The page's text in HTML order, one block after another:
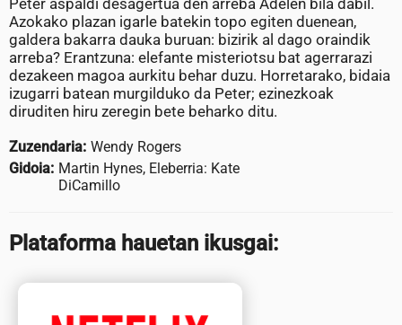
Peter aspaldi desagertua den arreba Adelen bila dabil.
Azokako plazan igarle batekin topo egiten duenean,
galdera bakarra dauka buruan: bizirik al dago oraindik
arreba? Erantzuna: elefante misteriotsu bat agerrarazi
dezakeen magoa aurkitu behar duzu. Horretarako, bidaia
izugarri batean murgilduko da Peter; ezinezkoak
diruditen hiru zeregin bete beharko ditu.
Zuzendaria: Wendy Rogers
Gidoia: Martin Hynes, Eleberria: Kate
DiCamillo
Plataforma hauetan ikusgai: